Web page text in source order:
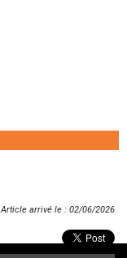
Article arrivé le : 02/06/2026